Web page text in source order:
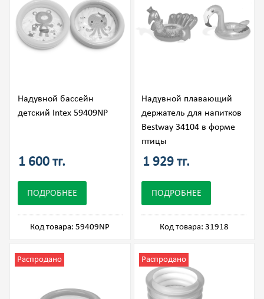
Надувной бассейн
детский Intex 59409NP
1 600 тг.
ПОДРОБНЕЕ
Код товара: 59409NP
Надувной плавающий
держатель для напитков
Bestway 34104 в форме
птицы
1 929 тг.
ПОДРОБНЕЕ
Код товара: 31918
Распродано Распродано